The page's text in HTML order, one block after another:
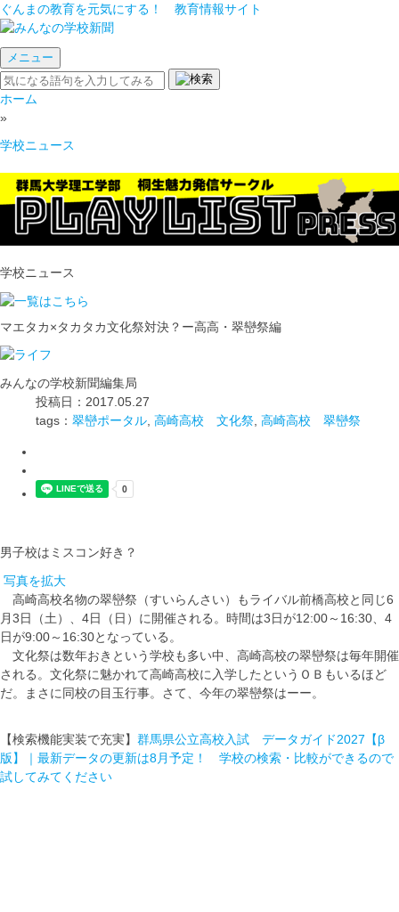
ぐんまの教育を元気にする！ 教育情報サイト
メニュー
ホーム
»
学校ニュース
学校ニュース
マエタカ×タカタカ文化祭対決？ー高高・翠巒祭編
みんなの学校新聞編集局
投稿日：2017.05.27
tags： 翠巒ポータル 高崎高校 文化祭 高崎高校 翠巒祭
男子校はミスコン好き？
写真を拡大
高崎高校名物の翠巒祭（すいらんさい）もライバル前橋高校と同じ6
月3日（土）、4日（日）に開催される。時間は3日が12:00～16:30、4
日が9:00～16:30となっている。
文化祭は数年おきという学校も多い中、高崎高校の翠巒祭は毎年開催
される。文化祭に魅かれて高崎高校に入学したというＯＢもいるほど
だ。まさに同校の目玉行事。さて、今年の翠巒祭はーー。
【検索機能実装で充実】 群馬県公立高校入試 データガイド2027【β
版】｜最新データの更新は8月予定！ 学校の検索・比較ができるので
試してみてください